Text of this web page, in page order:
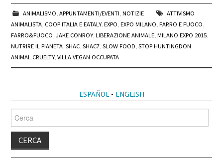
ANIMALISMO APPUNTAMENTI/EVENTI NOTIZIE
ATTIVISMO
ANIMALISTA COOP ITALIA E EATALY,EXPO ,EXPO MILANO ,FARRO E FUOCO
FARRO&FUOCO ,JAKE CONROY,LIBERAZIONE ANIMALE ,MILANO EXPO 2015
NUTRIRE IL PIANETA ,SHAC ,SHAC7 ,SLOW FOOD ,STOP HUNTINGDON
ANIMAL CRUELTY,VILLA VEGAN OCCUPATA
ESPAÑOL- ENGLISH
per: